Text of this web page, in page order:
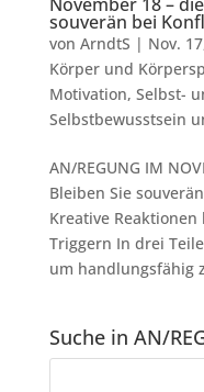
souverän bei
von ArndtS | Nov.
Körper und
Motivation, Selbst-
Selbstbewusstsein
AN/REGUNG IM
Bleiben Sie
Kreative
Triggern In drei
um handlungsfähig
Suche in AN/